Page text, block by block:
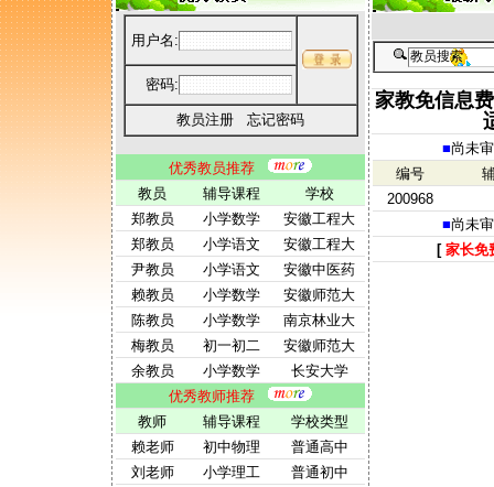
用户名:
密码:
教员注册 忘记密码
优秀教员推荐
教员
辅导课程
学校
郑教员
小学数学
安徽工程大
郑教员
小学语文
安徽工程大
尹教员
小学语文
安徽中医药
赖教员
小学数学
安徽师范大
陈教员
小学数学
南京林业大
梅教员
初一初二
安徽师范大
余教员
小学数学
长安大学
优秀教师推荐
教师
辅导课程
学校类型
赖老师
初中物理
普通高中
刘老师
小学理工
普通初中
家教免信息
■尚未
编号
200968
■尚未
[ 家长免